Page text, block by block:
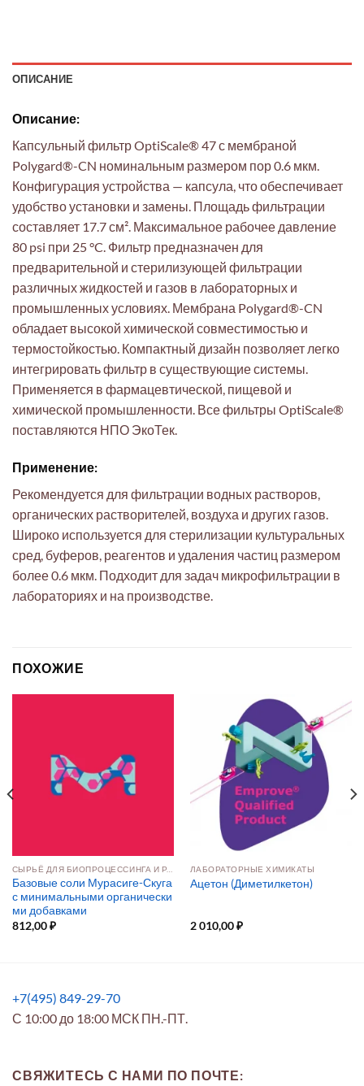
ОПИСАНИЕ
Описание:
Капсульный фильтр OptiScale® 47 с мембраной
Polygard®-CN номинальным размером пор 0.6 мкм.
Конфигурация устройства — капсула, что обеспечивает
удобство установки и замены. Площадь фильтрации
составляет 17.7 см². Максимальное рабочее давление
80 psi при 25 °C. Фильтр предназначен для
предварительной и стерилизующей фильтрации
различных жидкостей и газов в лабораторных и
промышленных условиях. Мембрана Polygard®-CN
обладает высокой химической совместимостью и
термостойкостью. Компактный дизайн позволяет легко
интегрировать фильтр в существующие системы.
Применяется в фармацевтической, пищевой и
химической промышленности. Все фильтры OptiScale®
поставляются НПО ЭкоТек.
Применение:
Рекомендуется для фильтрации водных растворов,
органических растворителей, воздуха и других газов.
Широко используется для стерилизации культуральных
сред, буферов, реагентов и удаления частиц размером
более 0.6 мкм. Подходит для задач микрофильтрации в
лабораториях и на производстве.
ПОХОЖИЕ
СЫРЬЁ ДЛЯ БИОПРОЦЕССИНГА И РАЗРАБОТКИ ПРЕПАРАТОВ
Базовые соли Мурасиге-Скуга
с минимальными органически
ми добавками
812,00₽
ЛАБОРАТОРНЫЕ ХИМИКАТЫ
Ацетон (Диметилкетон)
2 010,00₽
+7(495) 849-29-70
С 10:00 до 18:00 МСК ПН.-ПТ.
СВЯЖИТЕСЬ С НАМИ ПО ПОЧТЕ: